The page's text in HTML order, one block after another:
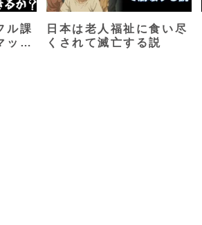
ル課
ッチ
日本は老人福祉に食い尽
くされて滅亡する説